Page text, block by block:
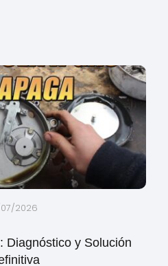
07/2026
Diagnóstico y Solución